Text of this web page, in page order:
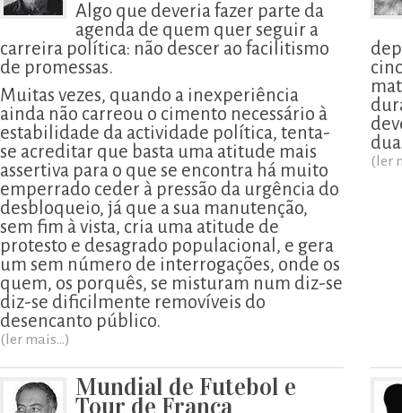
Algo que deveria fazer parte da
agenda de quem quer seguir a
carreira política: não descer ao facilitismo
de promessas.
Muitas vezes, quando a inexperiência
ainda não carreou o cimento necessário à
estabilidade da actividade política, tenta-
se acreditar que basta uma atitude mais
assertiva para o que se encontra há muito
emperrado ceder à pressão da urgência do
desbloqueio, já que a sua manutenção,
sem fim à vista, cria uma atitude de
protesto e desagrado populacional, e gera
um sem número de interrogações, onde os
quem, os porquês, se misturam num diz-se
diz-se dificilmente removíveis do
desencanto público.
(ler mais...)
(ler
Mundial de Futebol e
Tour de França